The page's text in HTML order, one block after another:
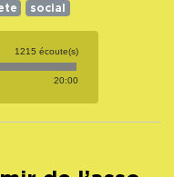
social
1215 écoute(s)
20:00